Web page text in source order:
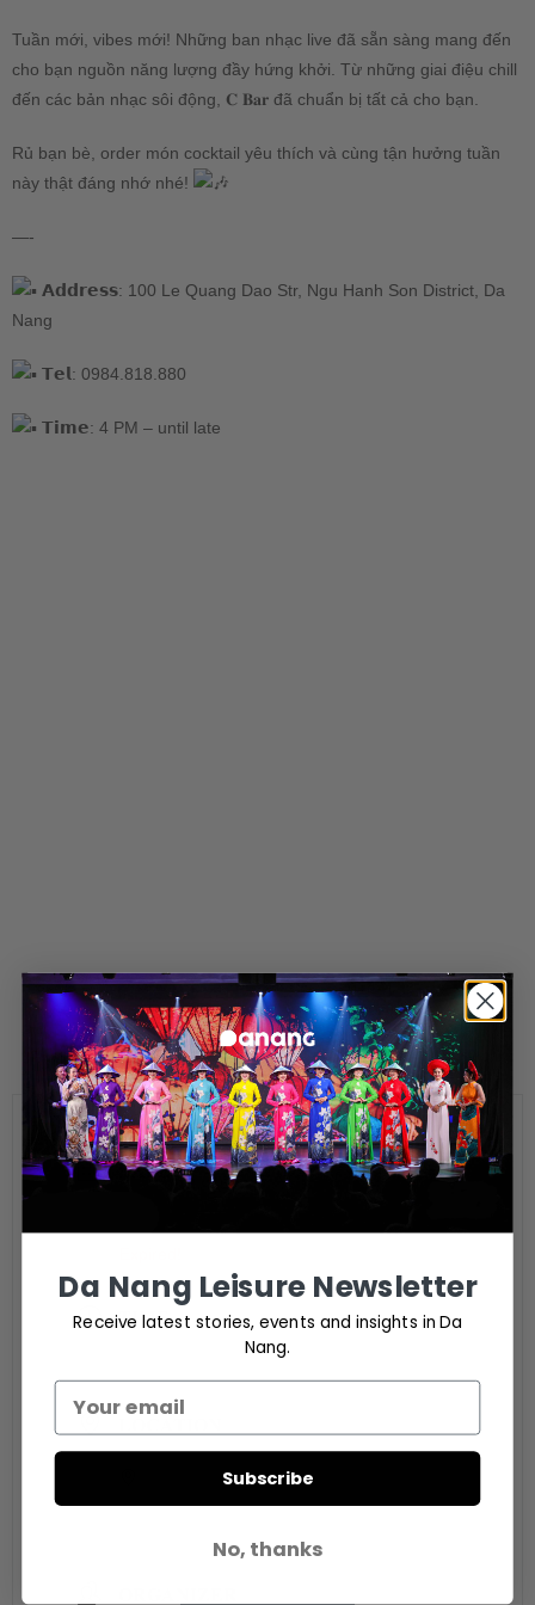
Tuần mới, vibes mới! Những ban nhạc live đã sẵn sàng mang đến
cho bạn nguồn năng lượng đầy hứng khởi. Từ những giai điệu chill
đến các bản nhạc sôi động, 𝐂 𝐁𝐚𝐫 đã chuẩn bị tất cả cho bạn.
Rủ bạn bè, order món cocktail yêu thích và cùng tận hưởng tuần
này thật đáng nhớ nhé!
—-
𝗔𝗱𝗱𝗿𝗲𝘀𝘀: 100 Le Quang Dao Str, Ngu Hanh Son District, Da
Nang
𝗧𝗲𝗹: 0984.818.880
𝗧𝗶𝗺𝗲: 4 PM – until late
DATE
TIME
C Bar Da Nang
100 Le Quang Dao Str, Da Nang, Vietnam
Da Nang Leisure Newsletter
Receive latest stories, events and insights in Da
Nang.
Subscribe
No, thanks